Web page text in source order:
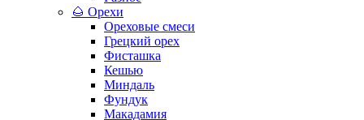
🌰 Орехи
Ореховые смеси
Грецкий орех
Фисташка
Кешью
Миндаль
Фундук
Макадамия